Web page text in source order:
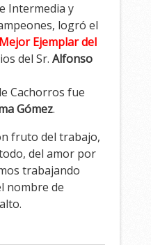
Intermedia y
logró el
Mejor Ejemplar del
del Sr.Alfonso
Cachorros fue
Gómez.
fruto del trabajo,
del amor por
trabajando
nombre de